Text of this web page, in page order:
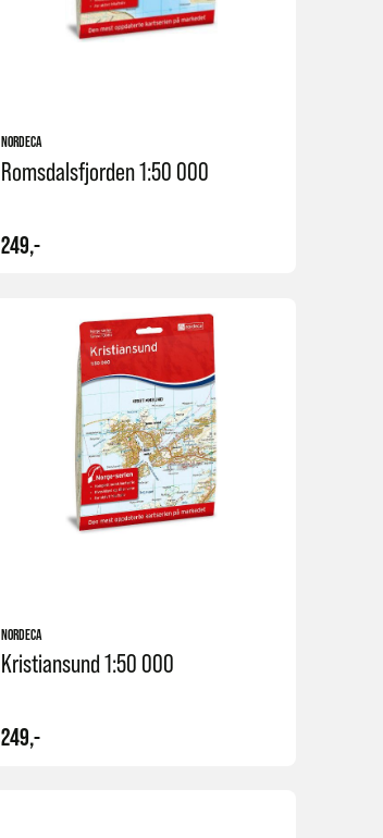
NORDECA
Romsdalsfjorden 1:50 000
249,-
NORDECA
Kristiansund 1:50 000
249,-